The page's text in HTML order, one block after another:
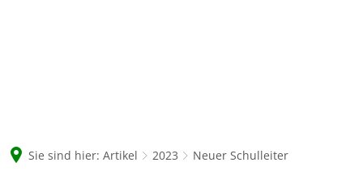
Sie sind hier: Artikel 2023 Neuer Schulleiter